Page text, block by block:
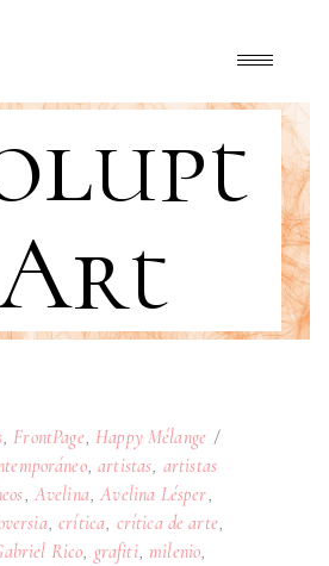
, FrontPage, Happy Mélange
,artistas, artistas
, Avelina,Avelina Lésper,
,crítica, crítica de arte,
Rico, grafiti, milenio,